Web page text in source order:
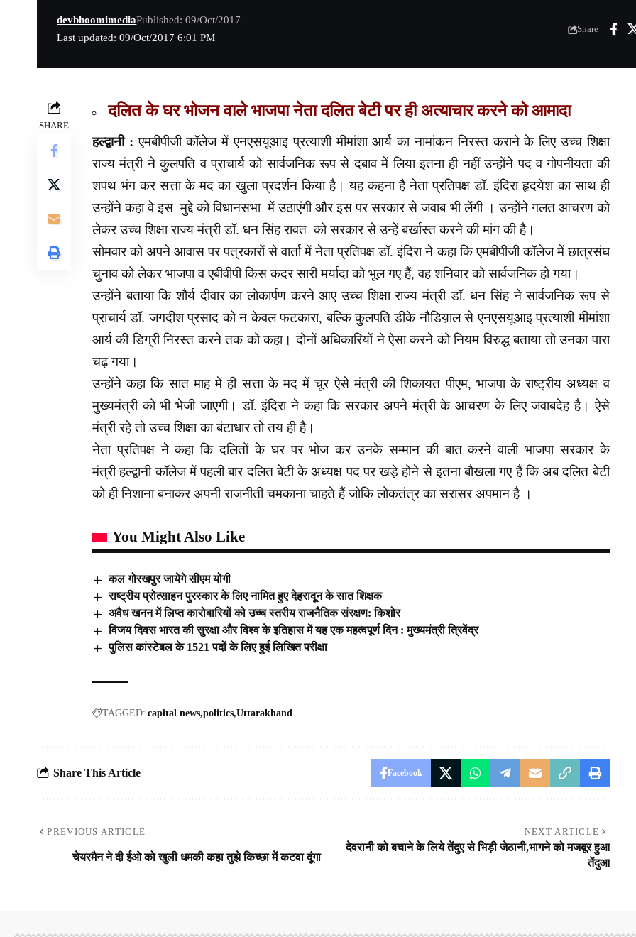
Last updated: 09/Oct/2017 6:01 PM
devbhoomimediaPublished: 09/Oct/2017
Share
SHARE
दलित के घर भोजन वाले भाजपा नेता दलित बेटी पर ही अत्याचार करने को आमादा
हल्द्वानी : एमबीपीजी कॉलेज में एनएसयूआइ प्रत्याशी मीमांशा आर्य का नामांकन निरस्त कराने के लिए उच्च शिक्षा
राज्य मंत्री ने कुलपति व प्राचार्य को सार्वजनिक रूप से दबाव में लिया इतना ही नहीं उन्होंने पद व गोपनीयता की
शपथ भंग कर सत्ता के मद का खुला प्रदर्शन किया है। यह कहना है नेता प्रतिपक्ष डॉ. इंदिरा हृदयेश का साथ ही
उन्होंने कहा वे इस मुद्दे को विधानसभा में उठाएंगी और इस पर सरकार से जवाब भी लेंगी । उन्होंने गलत आचरण को
लेकर उच्च शिक्षा राज्य मंत्री डॉ. धन सिंह रावत को सरकार से उन्हें बर्खास्त करने की मांग की है।
सोमवार को अपने आवास पर पत्रकारों से वार्ता में नेता प्रतिपक्ष डॉ. इंदिरा ने कहा कि एमबीपीजी कॉलेज में छात्रसंघ
चुनाव को लेकर भाजपा व एबीवीपी किस कदर सारी मर्यादा को भूल गए हैं, वह शनिवार को सार्वजनिक हो गया।
उन्होंने बताया कि शौर्य दीवार का लोकार्पण करने आए उच्च शिक्षा राज्य मंत्री डॉ. धन सिंह ने सार्वजनिक रूप से
प्राचार्य डॉ. जगदीश प्रसाद को न केवल फटकारा, बल्कि कुलपति डीके नौडिय़ाल से एनएसयूआइ प्रत्याशी मीमांशा
आर्य की डिग्री निरस्त करने तक को कहा। दोनों अधिकारियों ने ऐसा करने को नियम विरुद्ध बताया तो उनका पारा
चढ़ गया।
उन्होंने कहा कि सात माह में ही सत्ता के मद में चूर ऐसे मंत्री की शिकायत पीएम, भाजपा के राष्ट्रीय अध्यक्ष व
मुख्यमंत्री को भी भेजी जाएगी। डॉ. इंदिरा ने कहा कि सरकार अपने मंत्री के आचरण के लिए जवाबदेह है। ऐसे
मंत्री रहे तो उच्च शिक्षा का बंटाधार तो तय ही है।
नेता प्रतिपक्ष ने कहा कि दलितों के घर पर भोज कर उनके सम्मान की बात करने वाली भाजपा सरकार के
मंत्री हल्द्वानी कॉलेज में पहली बार दलित बेटी के अध्यक्ष पद पर खड़े होने से इतना बौखला गए हैं कि अब दलित बेटी
को ही निशाना बनाकर अपनी राजनीती चमकाना चाहते हैं जोकि लोकतंत्र का सरासर अपमान है ।
You Might Also Like
कल गोरखपुर जायेगे सीएम योगी
राष्ट्रीय प्रोत्साहन पुरस्कार के लिए नामित हुए देहरादून के सात शिक्षक
अवैध खनन में लिप्त कारोबारियों को उच्च स्तरीय राजनैतिक संरक्षण: किशोर
विजय दिवस भारत की सुरक्षा और विश्व के इतिहास में यह एक महत्वपूर्ण दिन : मुख्यमंत्री त्रिवेंद्र
पुलिस कांस्टेबल के 1521 पदों के लिए हुई लिखित परीक्षा
TAGGED: capital news politics Uttarakhand
Share This Article Facebook
PREVIOUS ARTICLE
चेयरमैन ने दी ईओ को खुली धमकी कहा तुझे किच्छा में कटवा दूंगा
NEXT ARTICLE
देवरानी को बचाने के लिये तेंदुए से भिड़ी जेठानी,भागने को मजबूर हुआ
तेंदुआ